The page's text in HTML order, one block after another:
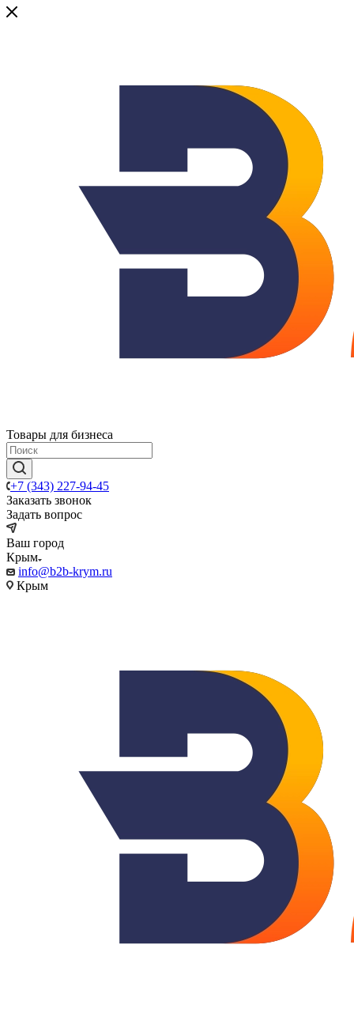
Товары для бизнеса
+7 (343) 227-94-45
Заказать звонок
Задать вопрос
Ваш город
Крым
info@b2b-krym.ru
Крым